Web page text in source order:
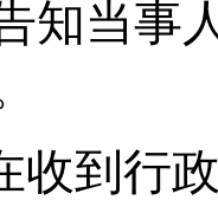
知当事
收到行